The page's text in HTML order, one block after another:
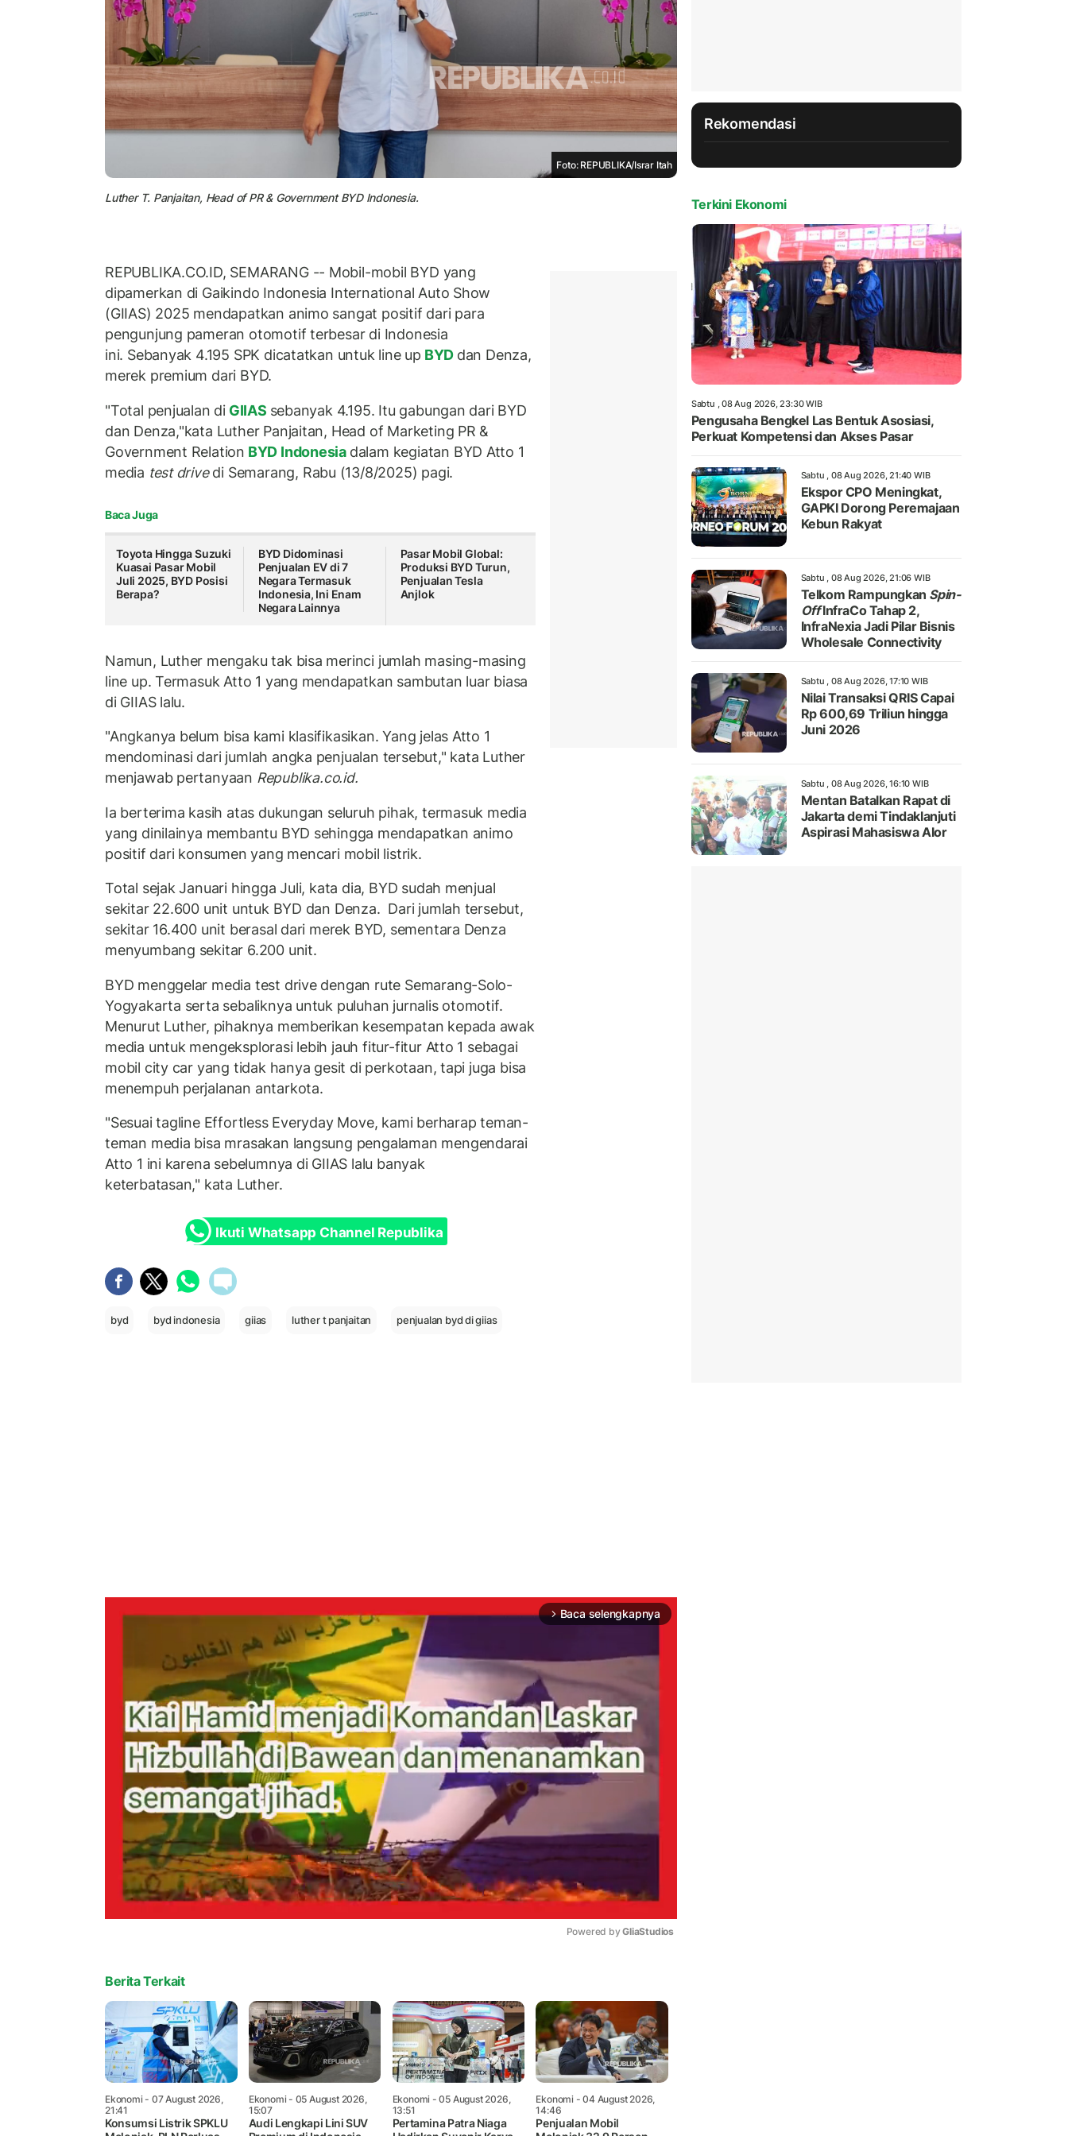
Foto: REPUBLIKA/Israr Itah
Luther T. Panjaitan, Head of PR & Government BYD Indonesia.
REPUBLIKA.CO.ID, SEMARANG -- Mobil-mobil BYD yang
dipamerkan di Gaikindo Indonesia International Auto Show
(GIIAS) 2025 mendapatkan animo sangat positif dari para
pengunjung pameran otomotif terbesar di Indonesia
ini. Sebanyak 4.195 SPK dicatatkan untuk line up BYD dan Denza,
merek premium dari BYD.
"Total penjualan di GIIAS sebanyak 4.195. Itu gabungan dari BYD
dan Denza,"kata Luther Panjaitan, Head of Marketing PR &
Government Relation BYD Indonesia dalam kegiatan BYD Atto 1
media test drivedi Semarang, Rabu (13/8/2025) pagi.
Baca Juga
Toyota Hingga Suzuki
Kuasai Pasar Mobil
Juli 2025, BYD Posisi
Berapa?
BYD Didominasi
Penjualan EV di 7
Negara Termasuk
Indonesia, Ini Enam
Negara Lainnya
Pasar Mobil Global:
Produksi BYD Turun,
Penjualan Tesla
Anjlok
Namun, Luther mengaku tak bisa merinci jumlah masing-masing
line up. Termasuk Atto 1 yang mendapatkan sambutan luar biasa
di GIIAS lalu.
"Angkanya belum bisa kami klasifikasikan. Yang jelas Atto 1
mendominasi dari jumlah angka penjualan tersebut," kata Luther
menjawab pertanyaan Republika.co.id.
Ia berterima kasih atas dukungan seluruh pihak, termasuk media
yang dinilainya membantu BYD sehingga mendapatkan animo
positif dari konsumen yang mencari mobil listrik.
Total sejak Januari hingga Juli, kata dia, BYD sudah menjual
sekitar 22.600 unit untuk BYD dan Denza. Dari jumlah tersebut,
sekitar 16.400 unit berasal dari merek BYD, sementara Denza
menyumbang sekitar 6.200 unit.
BYD menggelar media test drive dengan rute Semarang-Solo-
Yogyakarta serta sebaliknya untuk puluhan jurnalis otomotif.
Menurut Luther, pihaknya memberikan kesempatan kepada awak
media untuk mengeksplorasi lebih jauh fitur-fitur Atto 1 sebagai
mobil city car yang tidak hanya gesit di perkotaan, tapi juga bisa
menempuh perjalanan antarkota.
"Sesuai tagline Effortless Everyday Move, kami berharap teman-
teman media bisa mrasakan langsung pengalaman mengendarai
Atto 1 ini karena sebelumnya di GIIAS lalu banyak
keterbatasan," kata Luther.
Ikuti Whatsapp Channel Republika
byd byd indonesia giias luther t panjaitan penjualan byd di giias
arrow_forward_ios Baca selengkapnya
Powered by GliaStudios
Berita Terkait
Ekonomi- 07 August 2026,
21:41
Konsumsi Listrik SPKLU
Ekonomi- 05 August 2026,
15:07
Audi Lengkapi Lini SUV
Ekonomi - 05 August 2026,
13:51
Pertamina Patra Niaga
Ekonomi- 04 August 2026,
14:46
Penjualan Mobil
Rekomendasi
Terkini Ekonomi
Sabtu , 08 Aug 2026, 23:30 WIB
Pengusaha Bengkel Las Bentuk Asosiasi,
Perkuat Kompetensi dan Akses Pasar
Sabtu , 08 Aug 2026, 21:40 WIB
Ekspor CPO Meningkat,
GAPKI Dorong Peremajaan
Kebun Rakyat
Sabtu , 08 Aug 2026, 21:06 WIB
Telkom Rampungkan Spin-
OffInfraCo Tahap 2,
InfraNexia Jadi Pilar Bisnis
Wholesale Connectivity
Sabtu , 08 Aug 2026, 17:10 WIB
Nilai Transaksi QRIS Capai
Rp 600,69 Triliun hingga
Juni 2026
Sabtu , 08 Aug 2026, 16:10 WIB
Mentan Batalkan Rapat di
Jakarta demi Tindaklanjuti
Aspirasi Mahasiswa Alor